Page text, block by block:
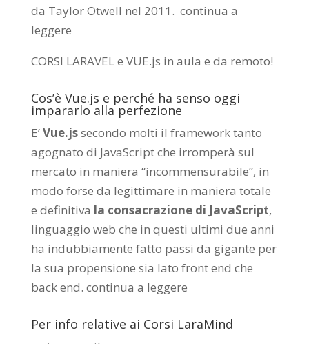
da Taylor Otwell nel 2011. continua a
leggere
CORSI LARAVEL e VUE.js in aula e da remoto!
Cos’è Vue.js e perché ha senso oggi
impararlo alla perfezione
E’Vue.jssecondo molti il framework tanto
agognato di JavaScript che irromperà sul
mercato in maniera “incommensurabile”, in
modo forse da legittimare in maniera totale
e definitiva la consacrazione di JavaScript,
linguaggio web che in questi ultimi due anni
ha indubbiamente fatto passi da gigante per
la sua propensione sia lato front end che
back end. continua a leggere
Per info relative ai Corsi LaraMind